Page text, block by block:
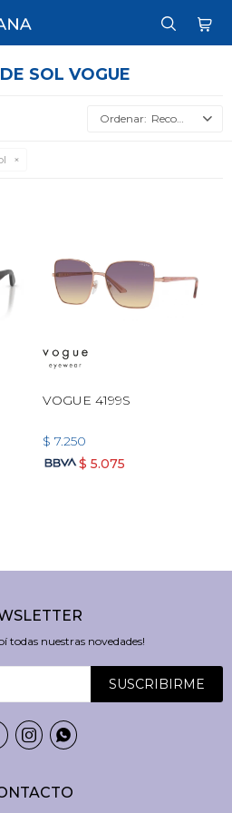
SOL VOGUE
Recomendados
VOGUE 4199S
$ 7.250
$ 5.075
todas nuestras novedades!
SUSCRIBIRME
 